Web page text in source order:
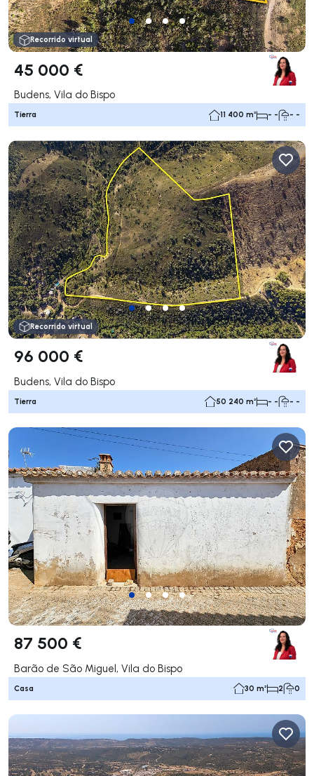
Recorrido virtual
45 000 €
Budens, Vila do Bispo
Tierra 11 400 m² - - - -
Recorrido virtual
96 000 €
Budens, Vila do Bispo
Tierra 50 240 m² - - - -
87 500 €
Barão de São Miguel, Vila do Bispo
Casa 30 m² 2 0